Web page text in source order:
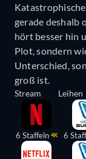
gerade deshalb
hört besser hin
Plot, sondern
Unterschied,
groß ist.
Stream
6 Staffeln 4K
Leihen
6